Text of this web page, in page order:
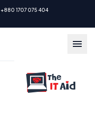
+880 1707 075 404
menu